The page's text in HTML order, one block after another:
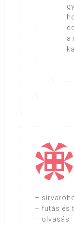
a
–
– futás és
– olvasás